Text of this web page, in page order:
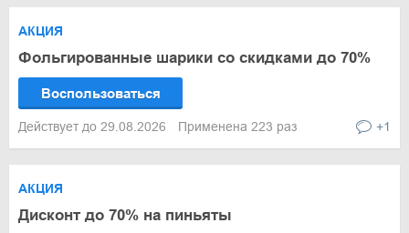
АКЦИЯ
Фольгированные шарики со скидками до 70%
Воспользоваться
Действует до 29.08.2026 Применена 223 раз +1
АКЦИЯ
Дисконт до 70% на пиньяты